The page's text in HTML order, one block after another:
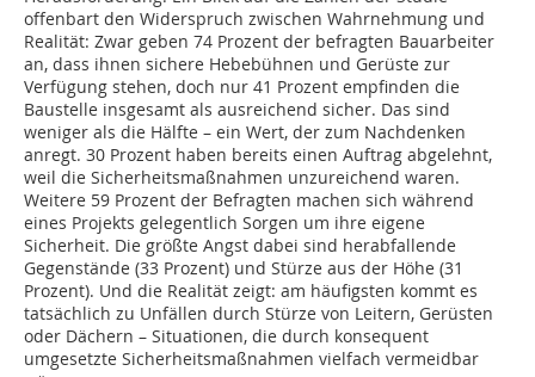
offenbart den Widerspruch zwischen Wahrnehmung und
Realität: Zwar geben 74 Prozent der befragten Bauarbeiter
an, dass ihnen sichere­ Hebebühnen und Gerüste zur
Verfügung stehen­, doch nur 41 Prozent empfinden die
Baustelle insgesamt als ausreichend sicher. Das sind
weniger als die Hälfte – ein Wert, der zum Nachdenken
anregt. 30 Prozent haben bereits einen Auftrag abgelehnt,
weil die Sicherheitsmaßnahmen unzureichend waren.
Weitere 59 Prozent der Befragten machen sich während
eines Projekts gelegentlich Sorgen um ihre eigene
Sicherheit. Die größte Angst dabei sind herabfallende
Gegenstände (33 Prozent) und Stürze aus der Höhe (31
Prozent). Und die Realität zeigt: am häufigsten kommt es
tatsächlich zu Unfällen durch Stürze von Leitern, Gerüsten
oder Dächern – Situationen, die durch konsequent
umgesetzte Sicherheitsmaßnahmen vielfach vermeidbar